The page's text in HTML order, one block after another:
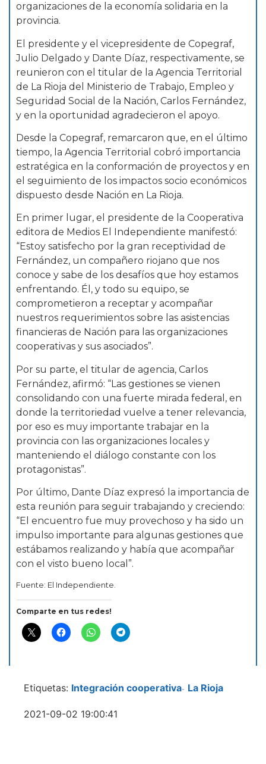
organizaciones de la economía solidaria en la
provincia.
El presidente y el vicepresidente de Copegraf,
Julio Delgado y Dante Díaz, respectivamente, se
reunieron con el titular de la Agencia Territorial
de La Rioja del Ministerio de Trabajo, Empleo y
Seguridad Social de la Nación, Carlos Fernández,
y en la oportunidad agradecieron el apoyo.
Desde la Copegraf, remarcaron que, en el último
tiempo, la Agencia Territorial cobró importancia
estratégica en la conformación de proyectos y en
el seguimiento de los impactos socio económicos
dispuesto desde Nación en La Rioja.
En primer lugar, el presidente de la Cooperativa
editora de Medios El Independiente manifestó:
“Estoy satisfecho por la gran receptividad de
Fernández, un compañero riojano que nos
conoce y sabe de los desafíos que hoy estamos
enfrentando. Él, y todo su equipo, se
comprometieron a receptar y acompañar
nuestros requerimientos sobre las asistencias
financieras de Nación para las organizaciones
cooperativas y sus asociados”.
Por su parte, el titular de agencia, Carlos
Fernández, afirmó: “Las gestiones se vienen
consolidando con una fuerte mirada federal, en
donde la territoriedad vuelve a tener relevancia,
por eso es muy importante trabajar en la
provincia con las organizaciones locales y
manteniendo el diálogo constante con los
protagonistas”.
Por último, Dante Díaz expresó la importancia de
esta reunión para seguir trabajando y creciendo:
“El encuentro fue muy provechoso y ha sido un
impulso importante para algunas gestiones que
estábamos realizando y había que acompañar
con el visto bueno local”.
Fuente: El Independiente.
Comparte en tus redes!
Etiquetas: Integración cooperativa- La Rioja
2021-09-02 19:00:41